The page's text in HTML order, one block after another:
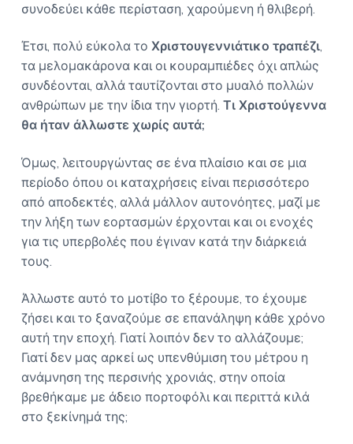
συνοδεύει κάθε περίσταση, χαρούμενη ή θλιβερή.
Έτσι, πολύ εύκολα το Χριστουγεννιάτικο τραπέζι,
τα μελομακάρονα και οι κουραμπιέδες όχι απλώς
συνδέονται, αλλά ταυτίζονται στο μυαλό πολλών
ανθρώπων με την ίδια την γιορτή. Τι Χριστούγεννα
θα ήταν άλλωστε χωρίς αυτά;
Όμως, λειτουργώντας σε ένα πλαίσιο και σε μια
περίοδο όπου οι καταχρήσεις είναι περισσότερο
από αποδεκτές, αλλά μάλλον αυτονόητες, μαζί με
την λήξη των εορτασμών έρχονται και οι ενοχές
για τις υπερβολές που έγιναν κατά την διάρκειά
τους.
Άλλωστε αυτό το μοτίβο το ξέρουμε, το έχουμε
ζήσει και το ξαναζούμε σε επανάληψη κάθε χρόνο
αυτή την εποχή. Γιατί λοιπόν δεν το αλλάζουμε;
Γιατί δεν μας αρκεί ως υπενθύμιση του μέτρου η
ανάμνηση της περσινής χρονιάς, στην οποία
βρεθήκαμε με άδειο πορτοφόλι και περιττά κιλά
στο ξεκίνημά της;